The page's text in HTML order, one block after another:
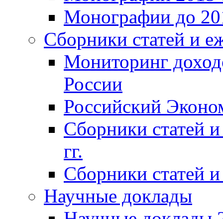
Монографии до
Сборники статей и
Мониторинг
России
Российский
Сборники статей
гг.
Сборники статей
Научные доклады